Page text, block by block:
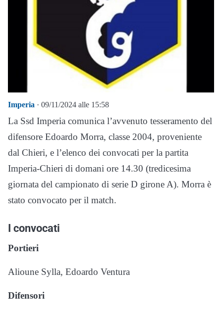
Imperia · 09/11/2024 alle 15:58
La Ssd Imperia comunica l’avvenuto tesseramento del
difensore Edoardo Morra, classe 2004, proveniente
dal Chieri, e l’elenco dei convocati per la partita
Imperia-Chieri di domani ore 14.30 (tredicesima
giornata del campionato di serie D girone A). Morra è
stato convocato per il match.
I convocati
Portieri
Alioune Sylla, Edoardo Ventura
Difensori